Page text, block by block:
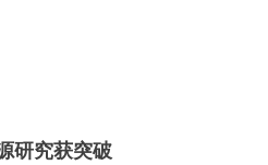
研究获突破